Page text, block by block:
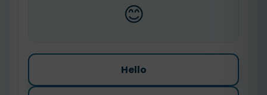
😊
Hello